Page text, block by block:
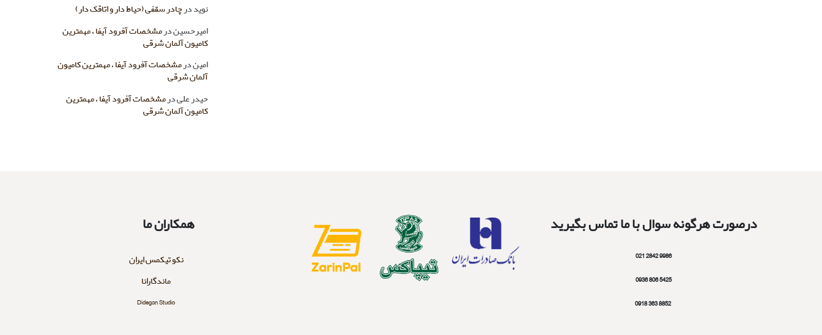
نویددرچادر سقفی (حیاط دار و اتاقک دار)
امیرحسیندرمشخصات آفرود آیفا ، مهمترین
کامیون آلمان شرقی
امیندرمشخصات آفرود آیفا ، مهمترین کامیون
آلمان شرقی
حیدر علیدر مشخصات آفرود آیفا ، مهمترین
کامیون آلمان شرقی
درصورت هرگونه سوال با ما تماس بگیرید
9986 2842 021
5425 806 0936
8852 363 0918
همکاران ما
نکو تیکمس ایران
ماندگارانا
Didegan Studio